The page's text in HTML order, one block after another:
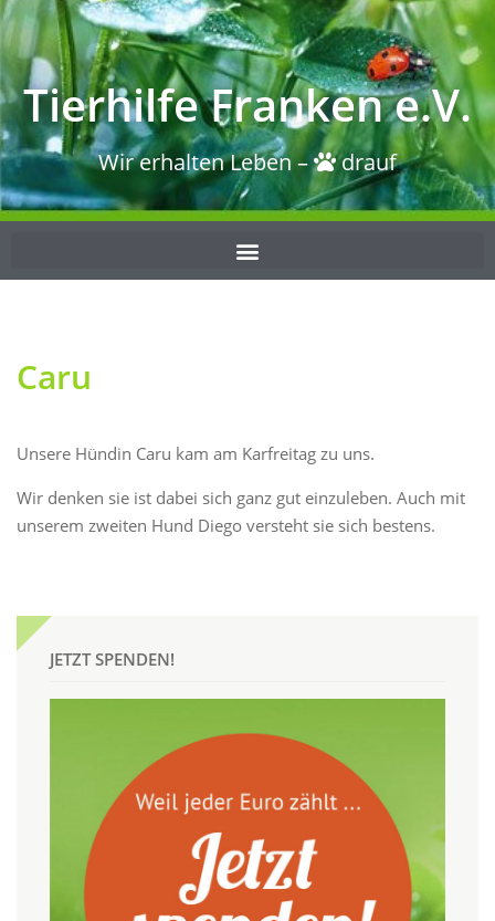
Tierhilfe Franken e.V.
Wir erhalten Leben – drauf
Caru
Unsere Hündin Caru kam am Karfreitag zu uns.
Wir denken sie ist dabei sich ganz gut einzuleben. Auch mit
unserem zweiten Hund Diego versteht sie sich bestens.
JETZT SPENDEN!